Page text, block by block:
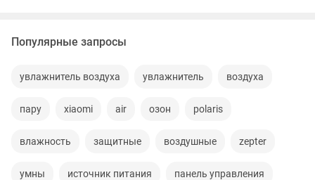
Популярные запросы
увлажнитель воздуха увлажнитель воздуха
пару xiaomi air озон polaris
влажность защитные воздушные zepter
умны источник питания панель управления